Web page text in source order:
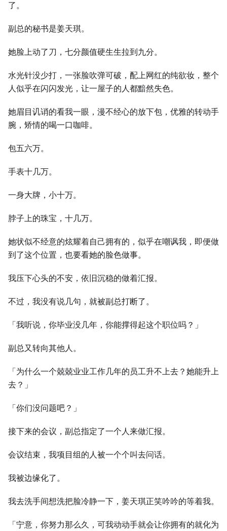
了。
副总的秘书是姜天琪。
她脸上动了刀，七分颜值硬生生拉到九分。
水光针没少打，一张脸吹弹可破，配上网红的纯欲妆，整个
人似乎在闪闪发光，让一屋子的人都黯然失色。
她眉目讥诮的看我一眼，漫不经心的放下包，优雅的转动手
腕，矫情的喝一口咖啡。
包五六万。
手表十几万。
一身大牌，小十万。
脖子上的珠宝，十几万。
她状似不经意的炫耀着自己拥有的，似乎在嘲讽我，即便做
到了这个位置，也要看她的脸色做事。
我压下心头的不安，依旧沉稳的做着汇报。
不过，我没有说几句，就被副总打断了。
「我听说，你毕业没几年，你能撑得起这个职位吗？」
副总又转向其他人。
「为什么一个兢兢业业工作几年的员工升不上去？她能升上
去？」
「你们没问题吧？」
接下来的会议，副总指定了一个人来做汇报。
会议结束，我项目组的人被一个个叫去问话。
我被边缘化了。
我去洗手间想洗把脸冷静一下，姜天琪正笑吟吟的等着我。
「宁意，你努力那么久，可我动动手就会让你拥有的就化为